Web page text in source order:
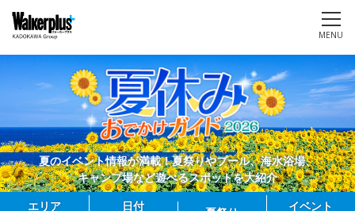
MENU
夏のイベント情報が満載！夏祭りやプール、海水浴場、
キャンプ場など遊べるスポットを大紹介
エリア
日付
イベント